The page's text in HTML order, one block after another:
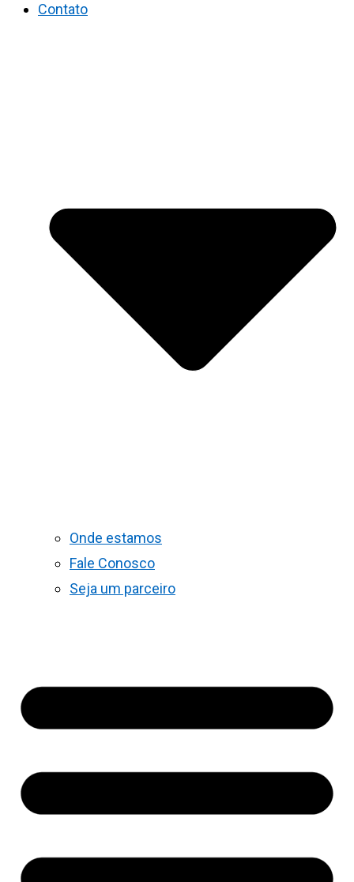
Contato
Onde estamos
Fale Conosco
Seja um parceiro